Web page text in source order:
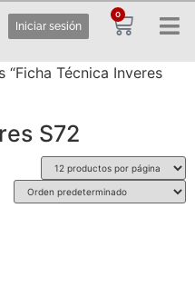
Iniciar sesión
0
Técnica Inveres
S72